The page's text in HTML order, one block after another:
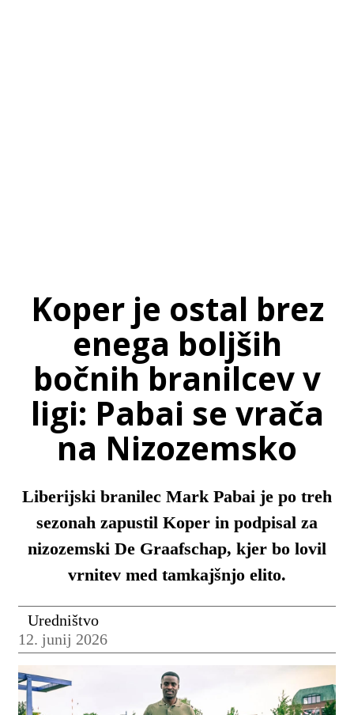
Koper je ostal brez
enega boljših
bočnih branilcev v
ligi: Pabai se vrača
na Nizozemsko
Liberijski branilec Mark Pabai je po treh
sezonah zapustil Koper in podpisal za
nizozemski De Graafschap, kjer bo lovil
vrnitev med tamkajšnjo elito.
Uredništvo
12. junij 2026